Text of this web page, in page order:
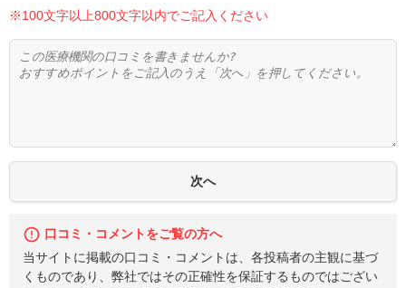
※100文字以上800文字以内でご記入ください
口コミ・コメントをご覧の方へ
当サイトに掲載の口コミ・コメントは、各投稿者の主観に基づ
くものであり、弊社ではその正確性を保証するものではござい